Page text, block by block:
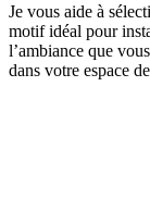
Je vous aide à
motif idéal pour
l’ambiance que
dans votre espace